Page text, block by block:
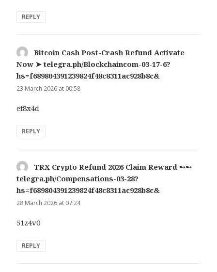
REPLY
Bitcoin Cash Post-Crash Refund Activate
Now ➤ telegra.ph/Blockchaincom-03-17-6?
hs=f689804391239824f48c8311ac928b8c&
23 March 2026 at 00:58
ef8x4d
REPLY
TRX Crypto Refund 2026 Claim Reward ➸➸
telegra.ph/Compensations-03-28?
hs=f689804391239824f48c8311ac928b8c&
28 March 2026 at 07:24
51z4v0
REPLY